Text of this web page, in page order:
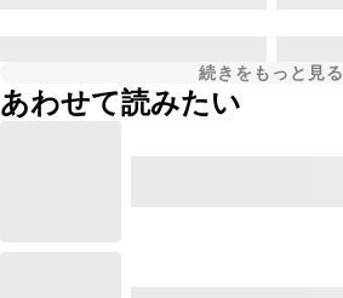
続きをもっと見る
あわせて読みたい